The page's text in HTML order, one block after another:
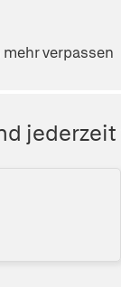
verpassen